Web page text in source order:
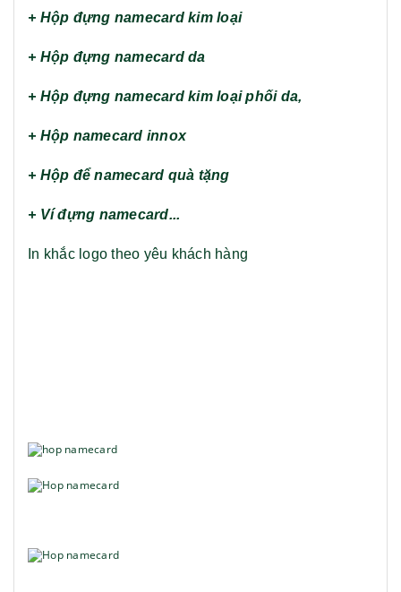
+ Hộp đựng namecard kim loại
+ Hộp đựng namecard da
+ Hộp đựng namecard kim loại phối da,
+ Hộp namecard innox
+ Hộp để namecard quà tặng
+ Ví đựng namecard...
In khắc logo theo yêu khách hàng